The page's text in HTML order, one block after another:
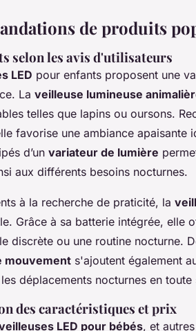
de produits
selon les avis d'utilisateurs
LED pour enfants proposent une
La veilleuse lumineuse
telles que lapins ou oursons.
favorise une ambiance apaisante
d’un variateur de lumière
aux différents besoins nocturnes.
à la recherche de praticité, la
Grâce à sa batterie intégrée, elle
discrète ou une routine nocturne.
mouvement s'ajoutent également
déplacements nocturnes en toute
des caractéristiques et prix
LED pour bébés, et